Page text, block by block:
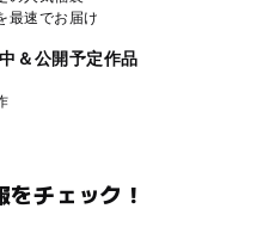
最速でお届け
＆公開予定作品
チェック！